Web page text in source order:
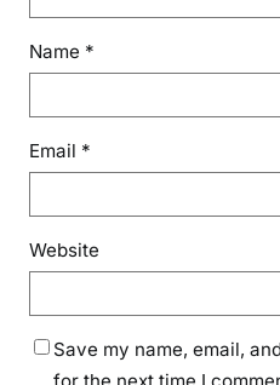
Name *
Email *
Website
Save my name, email,